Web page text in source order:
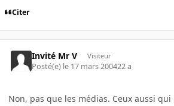
Citer
Invité Mr V Visiteur
Posté(e) le 17 mars 200422 a
Non, pas que les médias. Ceux aussi